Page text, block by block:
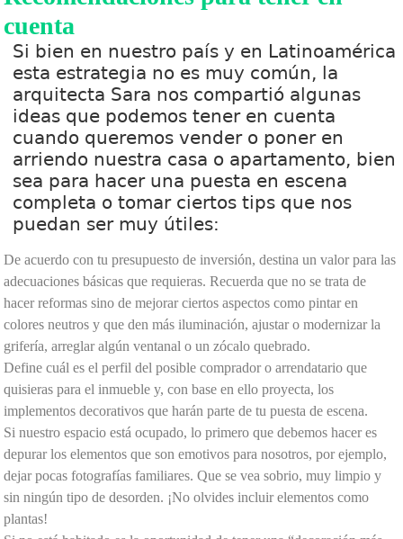
cuenta
Si bien en nuestro país y en Latinoamérica
esta estrategia no es muy común, la
arquitecta Sara nos compartió algunas
ideas que podemos tener en cuenta
cuando queremos vender o poner en
arriendo nuestra casa o apartamento, bien
sea para hacer una puesta en escena
completa o tomar ciertos tips que nos
puedan ser muy útiles:
De acuerdo con tu presupuesto de inversión, destina un valor para las
adecuaciones básicas que requieras. Recuerda que no se trata de
hacer reformas sino de mejorar ciertos aspectos como pintar en
colores neutros y que den más iluminación, ajustar o modernizar la
grifería, arreglar algún ventanal o un zócalo quebrado.
Define cuál es el perfil del posible comprador o arrendatario que
quisieras para el inmueble y, con base en ello proyecta, los
implementos decorativos que harán parte de tu puesta de escena.
Si nuestro espacio está ocupado, lo primero que debemos hacer es
depurar los elementos que son emotivos para nosotros, por ejemplo,
dejar pocas fotografías familiares. Que se vea sobrio, muy limpio y
sin ningún tipo de desorden. ¡No olvides incluir elementos como
plantas!